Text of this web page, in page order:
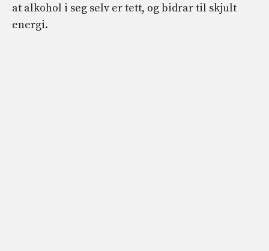
at alkohol i seg selv er tett, og bidrar til skjult
energi.